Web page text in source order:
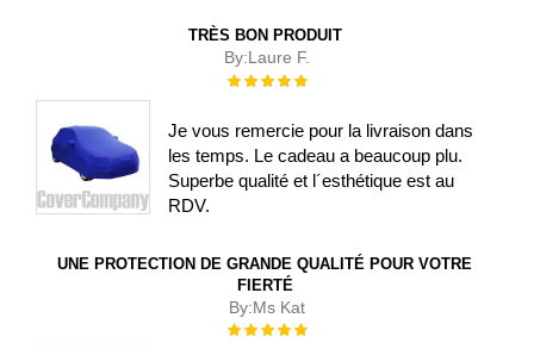
TRÈS BON PRODUIT
By:Laure F.
Évaluation :
Je vous remercie pour la livraison dans
les temps. Le cadeau a beaucoup plu.
Superbe qualité et l´esthétique est au
RDV.
UNE PROTECTION DE GRANDE QUALITÉ POUR VOTRE
FIERTÉ
By:Ms Kat
Évaluation :